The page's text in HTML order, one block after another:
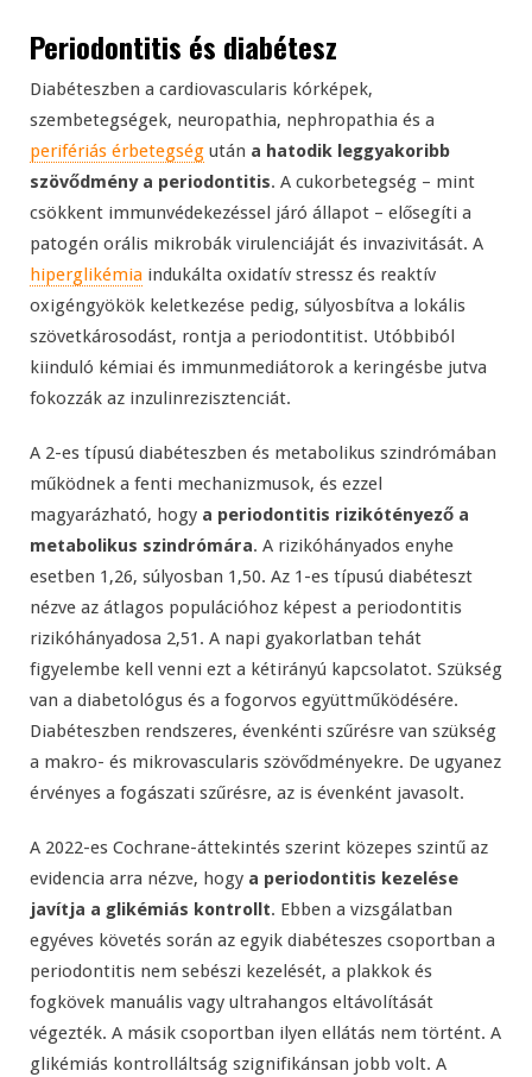
Periodontitis és diabétesz
Diabéteszben a cardiovascularis kórképek,
szembetegségek, neuropathia, nephropathia és a
perifériás érbetegség után a hatodik leggyakoribb
szövődmény a periodontitis. A cukorbetegség – mint
csökkent immunvédekezéssel járó állapot – elősegíti a
patogén orális mikrobák virulenciáját és invazivitását. A
hiperglikémia indukálta oxidatív stressz és reaktív
oxigéngyökök keletkezése pedig, súlyosbítva a lokális
szövetkárosodást, rontja a periodontitist. Utóbbiból
kiinduló kémiai és immunmediátorok a keringésbe jutva
fokozzák az inzulinrezisztenciát.
A 2-es típusú diabéteszben és metabolikus szindrómában
működnek a fenti mechanizmusok, és ezzel
magyarázható, hogy a periodontitis rizikótényező a
metabolikus szindrómára. A rizikóhányados enyhe
esetben 1,26, súlyosban 1,50. Az 1-es típusú diabéteszt
nézve az átlagos populációhoz képest a periodontitis
rizikóhányadosa 2,51. A napi gyakorlatban tehát
figyelembe kell venni ezt a kétirányú kapcsolatot. Szükség
van a diabetológus és a fogorvos együttműködésére.
Diabéteszben rendszeres, évenkénti szűrésre van szükség
a makro- és mikrovascularis szövődményekre. De ugyanez
érvényes a fogászati szűrésre, az is évenként javasolt.
A 2022-es Cochrane-áttekintés szerint közepes szintű az
evidencia arra nézve, hogy a periodontitis kezelése
javítja a glikémiás kontrollt. Ebben a vizsgálatban
egyéves követés során az egyik diabéteszes csoportban a
periodontitis nem sebészi kezelését, a plakkok és
fogkövek manuális vagy ultrahangos eltávolítását
végezték. A másik csoportban ilyen ellátás nem történt. A
glikémiás kontrolláltság szignifikánsan jobb volt. A